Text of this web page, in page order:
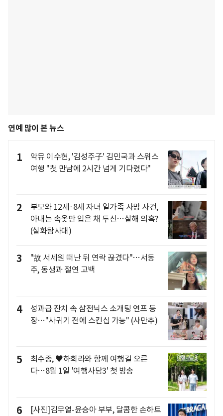
연예 많이 본 뉴스
1
악뮤 이수현, '김성주子' 김민국과 스위스
여행 "첫 만남에 2시간 넘게 기다렸다"
2
부모와 12세·8세 자녀 일가족 사망 사건,
아내는 속옷만 입은 채 투신…살해 의혹?
(실화탐사대)
3
"故 서세원 떠난 뒤 연락 끊겼다"…서동
주, 동생과 절연 고백
4
성과급 잔치 속 삼전닉스 소개팅 연프 등
장…"사귀기 전에 스킨십 가능" (사만추)
5
최수종, ♥하희라와 함께 여행길 오른
다…8월 1일 '여행사담3' 첫 방송
6 [사진]김무열-윤승아 부부, 달콤한 손하트